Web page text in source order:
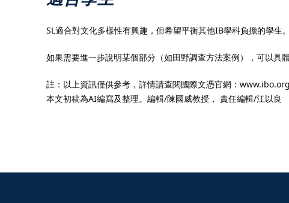
SL適合對文化多樣性有興趣，但希望平衡其他IB學科負擔的學
如果需要進一步說明某個部分（如田野調查方法案例），可以具
註：以上資訊僅供參考，詳情請查閱國際文憑官網：www.ibo.org
本文初稿為AI編寫及整理。編輯/陳國威教授， 責任編輯/江以良